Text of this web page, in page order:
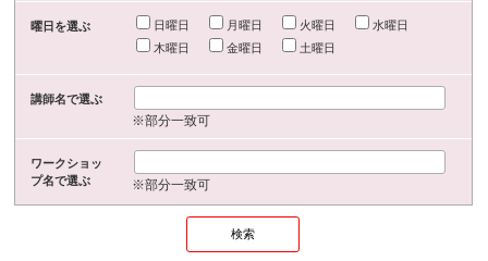
曜日を選ぶ 日曜日 月曜日 火曜日
水曜日
木曜日
金曜日 土曜日
講師名で選ぶ
※部分一致可
ワークショッ
プ名で選ぶ
※部分一致可